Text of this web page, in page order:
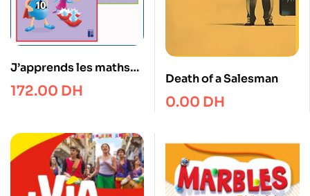
J’apprends les maths
CE1 – Fichiers en 2
volumes
172.00 DH
Death of a Salesman
0.00 DH